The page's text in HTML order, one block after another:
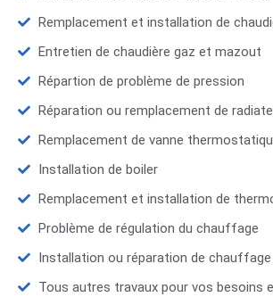
Remplacement et installation de
Entretien de chaudière gaz et mazout
Répartion de problème de pression
Réparation ou remplacement de
Remplacement de vanne
Installation de boiler
Remplacement et installation de
Problème de régulation du chauffage
Installation ou réparation de chauffage
Tous autres travaux pour vos besoins